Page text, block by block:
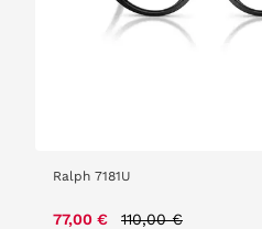
Ralph 7181U
77,00 € Price reduced from
110,00 €